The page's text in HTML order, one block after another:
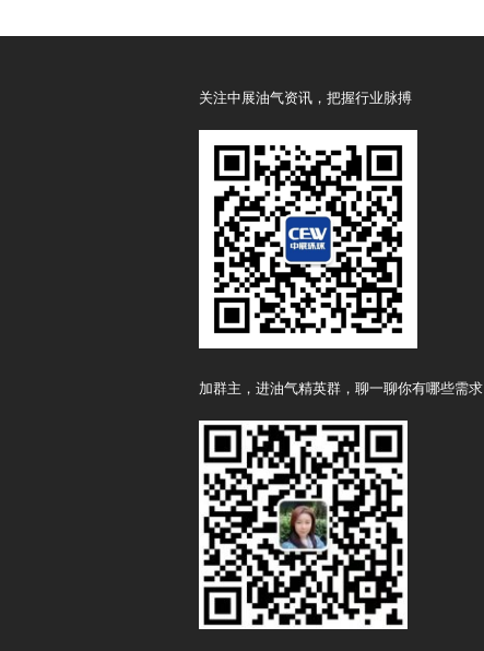
关注中展油气资讯，把握行业脉搏
加群主，进油气精英群，聊一聊你有哪些需求